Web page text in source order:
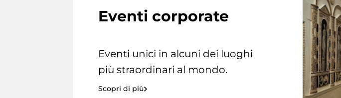
Eventi corporate
Eventi unici in alcuni dei luoghi
più straordinari al mondo.
Scopri di più